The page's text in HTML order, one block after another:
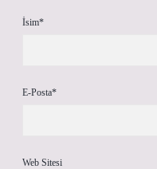
İsim*
E-Posta*
Web Sitesi